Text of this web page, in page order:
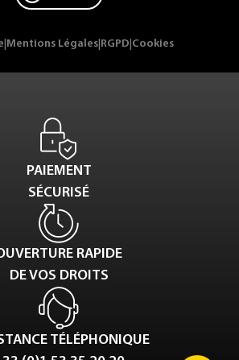
Mentions Légales RGPD Cookies
PAIEMENT
SÉCURISÉ
RAPIDE
DE VOS DROITS
TÉLÉPHONIQUE